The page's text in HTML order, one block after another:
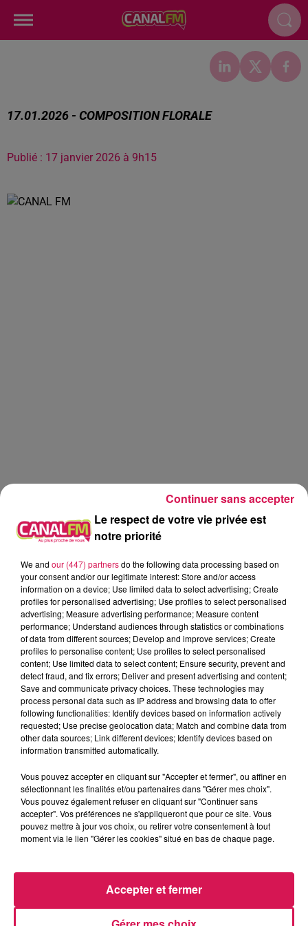
17.01.2026 - COMPOSITION FLORALE
Publié : 17 janvier 2026 à 9h15
Canal FM jardinage jardin
Eva
Graines d'idées
0:00 3 min 36 sec
17 janvier 2026 - 3 min 36 sec
17.01.2026 - COMPOSITION FLORALE
Retrouvez ici le rendez-vous Jardin et potager de Canal fm
en partenariat avec l'association "Les Jardiniers de
Maubeuge et de la Vallée de la Sambre"
Le respect de votre vie privée est
notre priorité
We and our (447) partnersdo the following data processing based on
your consent and/or our legitimate interest: Store and/or access
information on a device; Use limited data to select advertising; Create
profiles for personalised advertising; Use profiles to select personalised
advertising; Measure advertising performance; Measure content
performance; Understand audiences through statistics or combinations
of data from different sources; Develop and improve services; Create
profiles to personalise content; Use profiles to select personalised
content; Use limited data to select content; Ensure security, prevent and
detect fraud, and fix errors; Deliver and present advertising and content;
Save and communicate privacy choices. These technologies may
process personal data such as IP address and browsing data to offer
following functionalities: Identify devices based on information actively
requested; Use precise geolocation data; Match and combine data from
other data sources; Link different devices; Identify devices based on
information transmitted automatically.
Vous pouvez accepter en cliquant sur "Accepter et fermer", ou affiner en
sélectionnant les finalités et/ou partenaires dans "Gérer mes choix".
Vous pouvez également refuser en cliquant sur "Continuer sans
accepter". Vos préférences ne s'appliqueront que pour ce site. Vous
pouvez mettre à jour vos choix, ou retirer votre consentement à tout
moment via le lien "Gérer les cookies" situé en bas de chaque page.
Accepter et fermer
Continuer sans accepter